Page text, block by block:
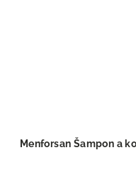
Menforsan Šampon a